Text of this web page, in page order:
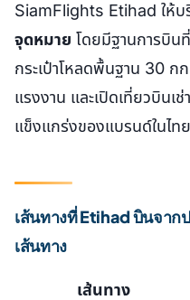
SiamFlights Etihad ให้บ
จุดหมาย โดยมีฐานการบิ
กระเป๋าโหลดพื้นฐาน 30 ก
แรงงาน และเปิดเที่ยวบินเ
แข็งแกร่งของแบรนด์ในไท
เส้นทางที่ Etihad บินจา
เส้นทาง
เส้นทาง